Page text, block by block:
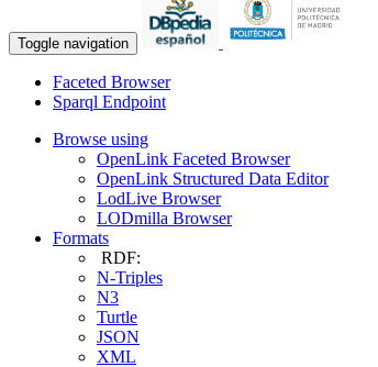
Toggle navigation
Faceted Browser
Sparql Endpoint
Browse using
OpenLink Faceted Browser
OpenLink Structured Data Editor
LodLive Browser
LODmilla Browser
Formats
RDF:
N-Triples
N3
Turtle
JSON
XML